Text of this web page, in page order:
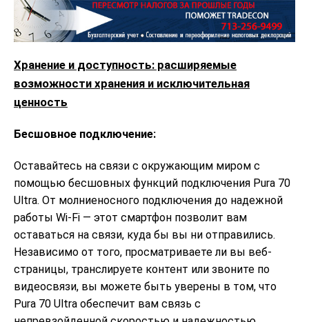
Хранение и доступность: расширяемые
возможности хранения и исключительная
ценность
Бесшовное подключение:
Оставайтесь на связи с окружающим миром с
помощью бесшовных функций подключения Pura 70
Ultra. От молниеносного подключения до надежной
работы Wi-Fi — этот смартфон позволит вам
оставаться на связи, куда бы вы ни отправились.
Независимо от того, просматриваете ли вы веб-
страницы, транслируете контент или звоните по
видеосвязи, вы можете быть уверены в том, что
Pura 70 Ultra обеспечит вам связь с